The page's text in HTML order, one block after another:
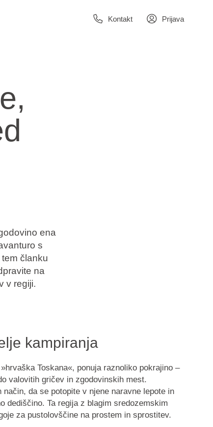
Kontakt Prijava
ena
s
članku
na
v regiji.
kampiranja
Toskana«, ponuja raznoliko pokrajino –
valovitih gričev in zgodovinskih mest.
da se potopite v njene naravne lepote in
dediščino. Ta regija z blagim sredozemskim
za pustolovščine na prostem in sprostitev.